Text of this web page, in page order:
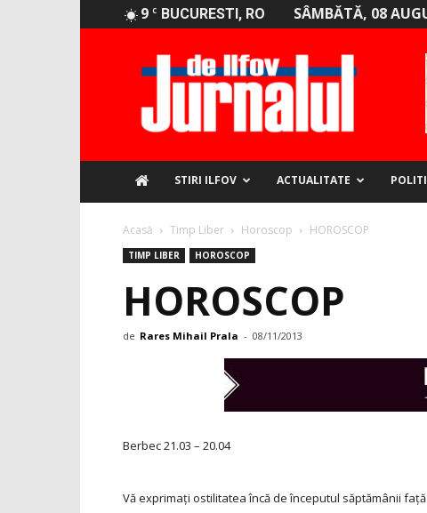
9 C BUCURESTI, RO SÂMBĂTĂ, 08
STIRI ILFOV ACTUALITATE
Acasă Timp Liber Horoscop HOROSCOP
TIMP LIBER HOROSCOP
HOROSCOP
de Rares Mihail Prala - 08/11/2013
Berbec21.03 – 20.04
Vă exprimaţi ostilitatea încă de începutul săptămânii